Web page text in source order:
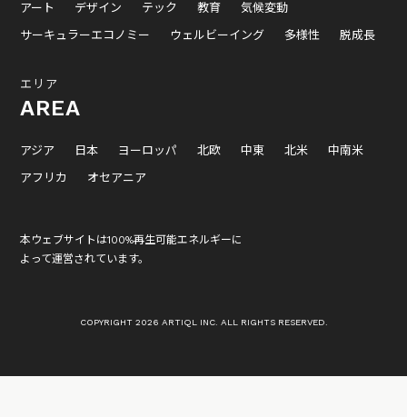
アート デザイン テック 教育
気候変動
サーキュラーエコノミー
ウェルビーイング 多様性 脱成長
エリア
AREA
アジア 日本 ヨーロッパ 北欧 中東 北米
中南米
アフリカ
オセアニア
本ウェブサイトは100%再生可能エネルギーに
よって運営されています。
COPYRIGHT 2026 ARTIQL INC. ALL RIGHTS RESERVED.